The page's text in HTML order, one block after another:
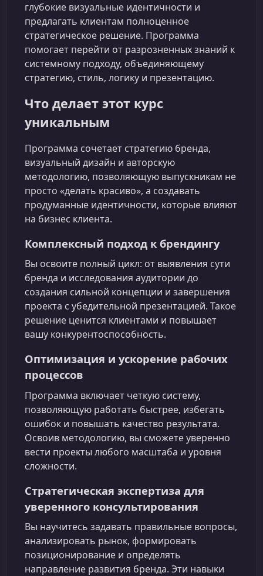
глубокие визуальные идентичности и
предлагать клиентам полноценное
стратегическое решение. Программа
помогает перейти от разрозненных знаний к
системному подходу, объединяющему
стратегию, стиль, логику и презентацию.
Что делает этот курс
уникальным
Программа сочетает стратегию бренда,
визуальный дизайн и авторскую
методологию, позволяющую выпускникам не
просто «делать красиво», а создавать
продуманные идентичности, которые влияют
на бизнес клиента.
Комплексный подход к брендингу
Вы освоите полный цикл: от выявления сути
бренда и исследования аудитории до
создания сильной концепции и завершения
проекта с убедительной презентацией. Такое
решение ценится клиентами и повышает
вашу конкурентоспособность.
Оптимизация и ускорение рабочих
процессов
Программа включает четкую систему,
позволяющую работать быстрее, избегать
ошибок и повышать качество результата.
Освоив методологию, вы сможете уверенно
вести проекты любого масштаба и уровня
сложности.
Стратегическая экспертиза для
уверенного консультирования
Вы научитесь задавать правильные вопросы,
анализировать рынок, формировать
позиционирование и определять
направление развития бренда. Эти навыки